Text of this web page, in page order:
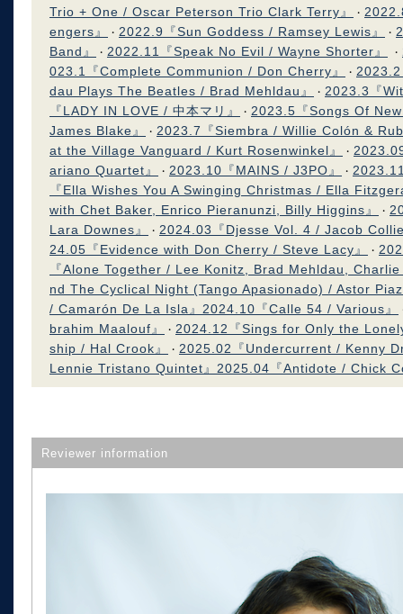
Trio + One / Oscar Peterson Trio Clark Terry』
・
engers』
・ 2022.9『Sun Goddess / Ramsey Lewis』 ・
Band』
・ 2022.11『Speak No Evil / Wayne Shorter』 ・
023.1『Complete Communion / Don Cherry』
・
dau Plays The Beatles / Brad Mehldau』
・ 2023.3『
『LADY IN LOVE / 中本マリ』
・ 2023.5『Songs Of
James Blake』
・ 2023.7『Siembra / Willie Colón &
at the Village Vanguard / Kurt Rosenwinkel』
・
ariano Quartet』
・ 2023.10『MAINS / J3PO』 ・
『Ella Wishes You A Swinging Christmas / Ella
with Chet Baker, Enrico Pieranunzi, Billy Higgins』
・
Lara Downes』
・ 2024.03『Djesse Vol. 4 / Jacob
24.05『Evidence with Don Cherry / Steve Lacy』
・
『Alone Together / Lee Konitz, Brad Mehldau,
nd The Cyclical Night (Tango Apasionado) / Astor
/ Camarón De La Isla』 2024.10『Calle 54 / Various』
brahim Maalouf』 ・ 2024.12『Sings for Only the
ship / Hal Crook』
・ 2025.02『Undercurrent / Kenny
Lennie Tristano Quintet』 2025.04『Antidote / Chick
Reviewer information